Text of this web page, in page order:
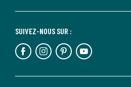
SUIVEZ-NOUS SUR :